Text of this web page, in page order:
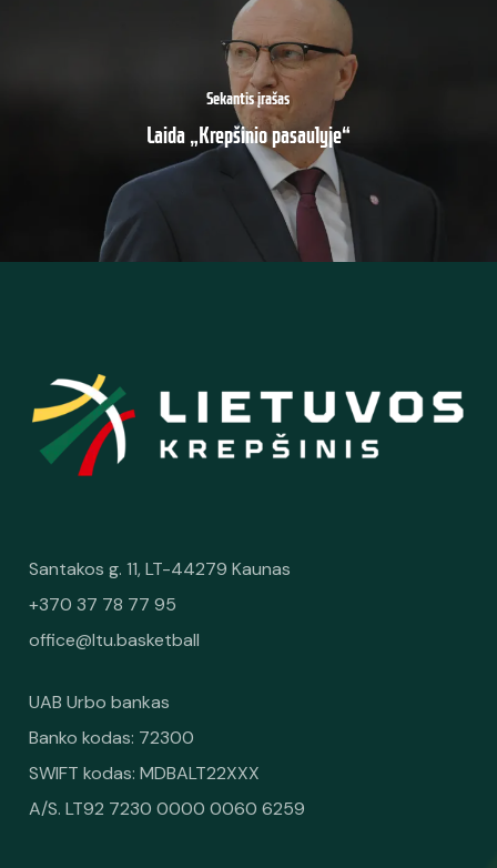
Sekantis įrašas
Laida „Krepšinio pasaulyje“
Santakos g. 11, LT-44279 Kaunas
+370 37 78 77 95
office@ltu.basketball
UAB Urbo bankas
Banko kodas: 72300
SWIFT kodas: MDBALT22XXX
A/S. LT92 7230 0000 0060 6259